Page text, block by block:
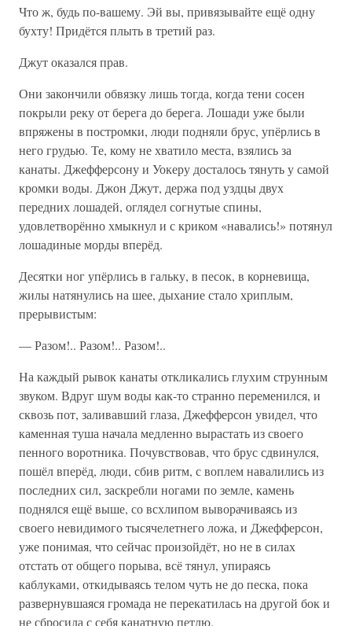
Что ж, будь по-вашему. Эй вы, привязывайте ещё одну
бухту! Придётся плыть в третий раз.
Джут оказался прав.
Они закончили обвязку лишь тогда, когда тени сосен
покрыли реку от берега до берега. Лошади уже были
впряжены в постромки, люди подняли брус, упёрлись в
него грудью. Те, кому не хватило места, взялись за
канаты. Джефферсону и Уокеру досталось тянуть у самой
кромки воды. Джон Джут, держа под уздцы двух
передних лошадей, оглядел согнутые спины,
удовлетворённо хмыкнул и с криком «навались!» потянул
лошадиные морды вперёд.
Десятки ног упёрлись в гальку, в песок, в корневища,
жилы натянулись на шее, дыхание стало хриплым,
прерывистым:
— Разом!.. Разом!.. Разом!..
На каждый рывок канаты откликались глухим струнным
звуком. Вдруг шум воды как-то странно переменился, и
сквозь пот, заливавший глаза, Джефферсон увидел, что
каменная туша начала медленно вырастать из своего
пенного воротника. Почувствовав, что брус сдвинулся,
пошёл вперёд, люди, сбив ритм, с воплем навалились из
последних сил, заскребли ногами по земле, камень
поднялся ещё выше, со всхлипом выворачиваясь из
своего невидимого тысячелетнего ложа, и Джефферсон,
уже понимая, что сейчас произойдёт, но не в силах
отстать от общего порыва, всё тянул, упираясь
каблуками, откидываясь телом чуть не до песка, пока
развернувшаяся громада не перекатилась на другой бок и
не сбросила с себя канатную петлю.